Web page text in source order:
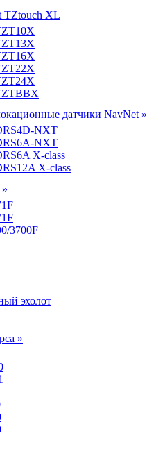
TZtouch XL
датчики NavNet »
NXT
NXT
X-class
X-class
3700F
эхолот
»